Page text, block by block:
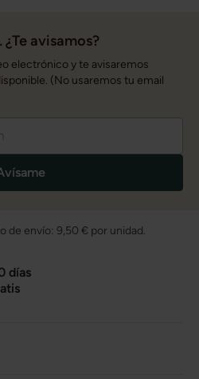
avisamos?
electrónico y te avisaremos
(No usaremos tu email
de envío: 9,50 € por unidad.
días